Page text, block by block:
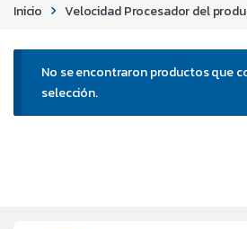
Inicio Velocidad Procesador del
No se encontraron productos que
selección.